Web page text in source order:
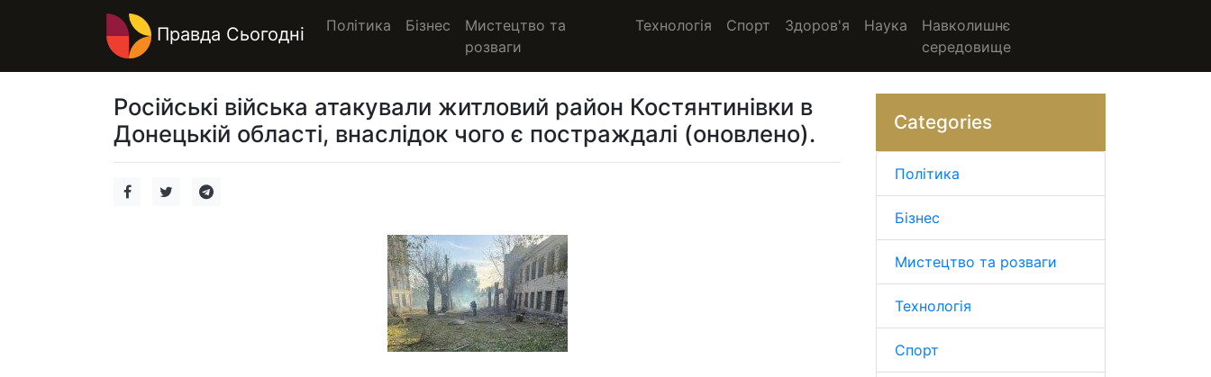
Правда Сьогодні Політика Бізнес
Мистецтво та
розваги
Технологія Спорт Здоров'я Наука
Навколишнє
середовище
Російські війська атакували житловий район Костянтинівки в
Донецькій області, внаслідок чого є постраждалі (оновлено).
Categories
Політика
Бізнес
Мистецтво та розваги
Технологія
Спорт